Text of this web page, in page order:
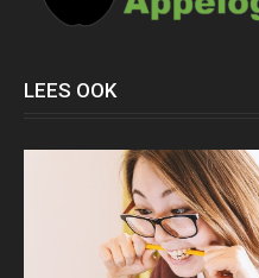
LEES OOK